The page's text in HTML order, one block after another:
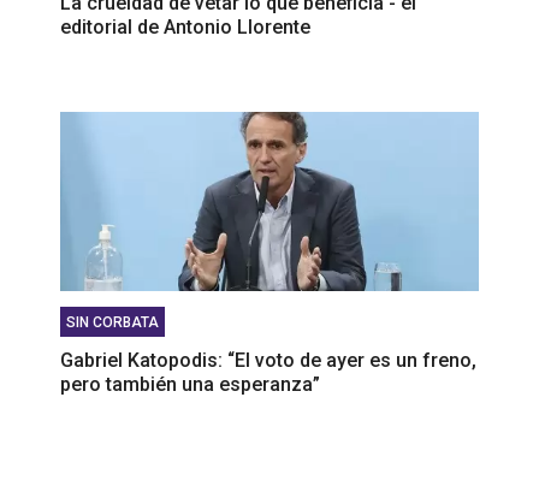
editorial de Antonio Llorente
SIN CORBATA
Gabriel Katopodis: “El voto de ayer es un freno,
pero también una esperanza”